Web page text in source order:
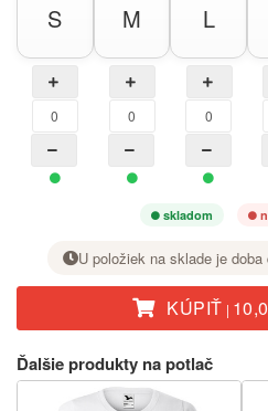
S M L
skladom
U položiek na sklade je
KÚPIŤ |
Ďalšie produkty na potlač